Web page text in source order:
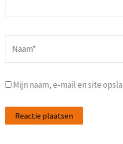
Mijn naam, e-mail en site